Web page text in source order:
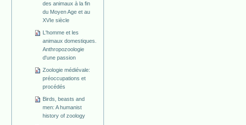
des animaux à la fin
du Moyen Age et au
XVIe siècle
L'homme et les
animaux domestiques.
Anthropozoologie
d'une passion
Zoologie médiévale:
préoccupations et
procédés
Birds, beasts and
men: A humanist
history of zoology